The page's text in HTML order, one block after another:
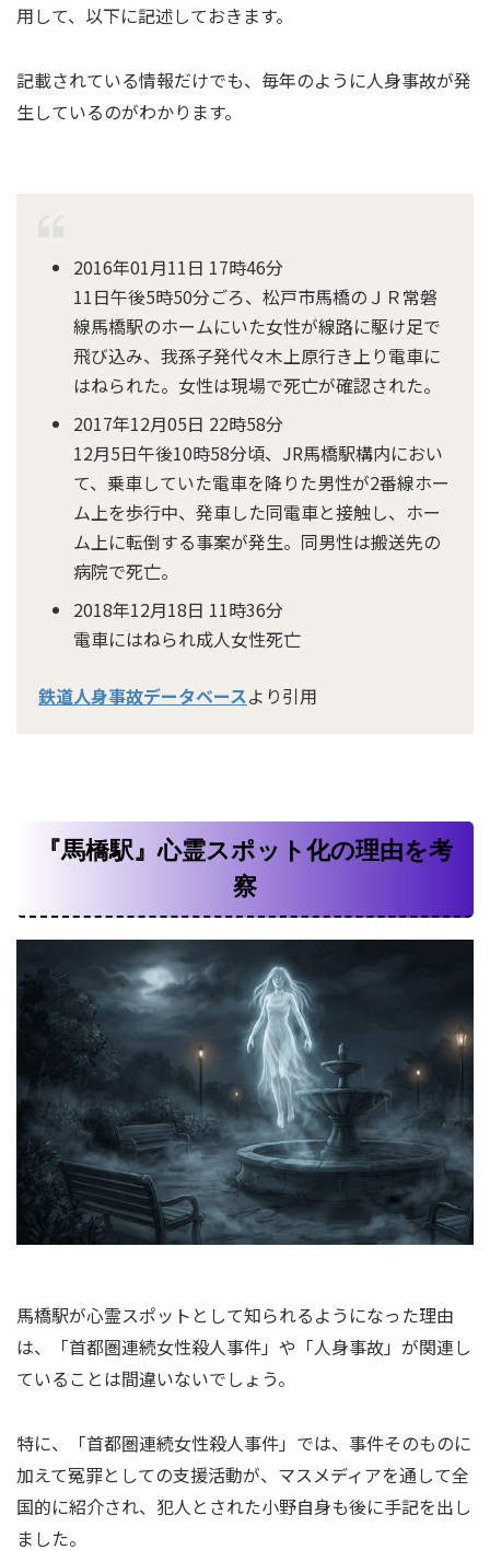
用して、以下に記述しておきます。
記載されている情報だけでも、毎年のように人身事故が発
生しているのがわかります。
2016年01月11日 17時46分
11日午後5時50分ごろ、松戸市馬橋のＪＲ常磐
線馬橋駅のホームにいた女性が線路に駆け足で
飛び込み、我孫子発代々木上原行き上り電車に
はねられた。女性は現場で死亡が確認された。
2017年12月05日 22時58分
12月5日午後10時58分頃、JR馬橋駅構内におい
て、乗車していた電車を降りた男性が2番線ホー
ム上を歩行中、発車した同電車と接触し、ホー
ム上に転倒する事案が発生。同男性は搬送先の
病院で死亡。
2018年12月18日 11時36分
電車にはねられ成人女性死亡
鉄道人身事故データベースより引用
『馬橋駅』心霊スポット化の理由を考
察
馬橋駅が心霊スポットとして知られるようになった理由
は、「首都圏連続女性殺人事件」や「人身事故」が関連し
ていることは間違いないでしょう。
特に、「首都圏連続女性殺人事件」では、事件そのものに
加えて冤罪としての支援活動が、マスメディアを通して全
国的に紹介され、犯人とされた小野自身も後に手記を出し
ました。